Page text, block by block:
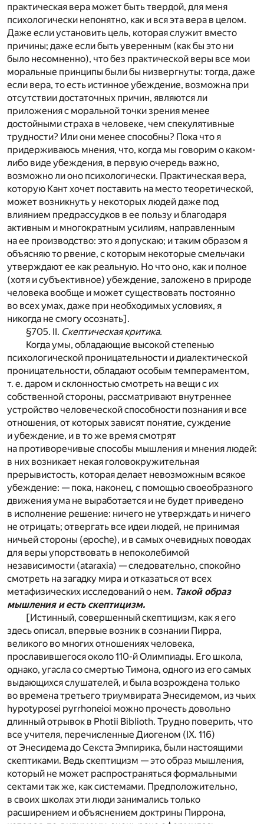
практическая вера может быть твердой, для меня
психологически непонятно, как и вся эта вера в целом.
Даже если установить цель, которая служит вместо
причины; даже если быть уверенным (как бы это ни
было несомненно), что без практической веры все мои
моральные принципы были бы низвергнуты: тогда, даже
если вера, то есть истинное убеждение, возможна при
отсутствии достаточных причин, являются ли
приложения с моральной точки зрения менее
достойными страха в человеке, чем спекулятивные
трудности? Или они менее способны? Пока что я
придерживаюсь мнения, что, когда мы говорим о каком-
либо виде убеждения, в первую очередь важно,
возможно ли оно психологически. Практическая вера,
которую Кант хочет поставить на место теоретической,
может возникнуть у некоторых людей даже под
влиянием предрассудков в ее пользу и благодаря
активным и многократным усилиям, направленным
на ее производство: это я допускаю; и таким образом я
объясняю то рвение, с которым некоторые смельчаки
утверждают ее как реальную. Но что оно, как и полное
(хотя и субъективное) убеждение, заложено в природе
человека вообще и может существовать постоянно
во всех умах, даже при необходимых условиях, я
никогда не смогу осознать].
§705. II. Скептическая критика.
Когда умы, обладающие высокой степенью
психологической проницательности и диалектической
проницательности, обладают особым темпераментом,
т. е. даром и склонностью смотреть на вещи с их
собственной стороны, рассматривают внутреннее
устройство человеческой способности познания и все
отношения, от которых зависят понятие, суждение
и убеждение, и в то же время смотрят
на противоречивые способы мышления и мнения людей:
в них возникает некая головокружительная
прерывистость, которая делает невозможным всякое
убеждение: — пока, наконец, с помощью своеобразного
движения ума не выработается и не будет приведено
в исполнение решение: ничего не утверждать и ничего
не отрицать; отвергать все идеи людей, не принимая
ничьей стороны (epoche), и в самых очевидных поводах
для веры упорствовать в непоколебимой
независимости (ataraxia) — следовательно, спокойно
смотреть на загадку мира и отказаться от всех
метафизических исследований о нем. Такой образ
мышления и есть скептицизм.
[Истинный, совершенный скептицизм, как я его
здесь описал, впервые возник в сознании Пирра,
великого во многих отношениях человека,
прославившегося около 110-й Олимпиады. Его школа,
однако, угасла со смертью Тимона, одного из его самых
выдающихся слушателей, и была возрождена только
во времена третьего триумвирата Энесидемом, из чьих
hypotyposei pyrrhoneioi можно прочесть довольно
длинный отрывок в Photii Biblioth. Трудно поверить, что
все учителя, перечисленные Диогеном (IX. 116)
от Энесидема до Секста Эмпирика, были настоящими
скептиками. Ведь скептицизм — это образ мышления,
который не может распространяться формальными
сектами так же, как системами. Предположительно,
в своих школах эти люди занимались только
расширением и объяснением доктрины Пиррона,